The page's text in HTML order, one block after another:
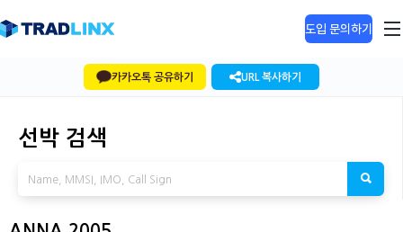
도입 문의하기
카카오톡 공유하기 URL 복사하기
선박 검색